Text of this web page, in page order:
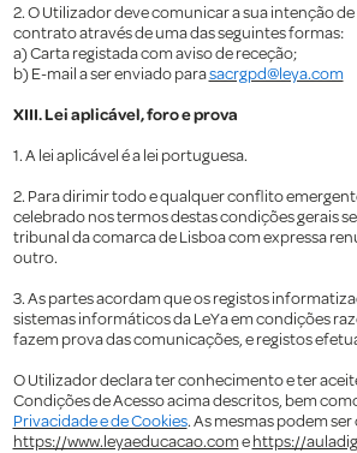
2. O Utilizador deve comunicar a sua intenção
contrato através de uma das seguintes formas:
a) Carta registada com aviso de receção;
b) E-mail a ser enviado parasacrgpd@leya.com
XIII. Lei aplicável, foro e prova
1. A lei aplicável é a lei portuguesa.
2. Para dirimir todo e qualquer conflito
celebrado nos termos destas condições gerais
tribunal da comarca de Lisboa com expressa
outro.
3. As partes acordam que os registos
sistemas informáticos da LeYa em condições
fazem prova das comunicações, e registos
O Utilizador declara ter conhecimento e ter
Condições de Acesso acima descritos, bem
Privacidade e de Cookies. As mesmas podem
https://www.leyaeducacao.com e https://